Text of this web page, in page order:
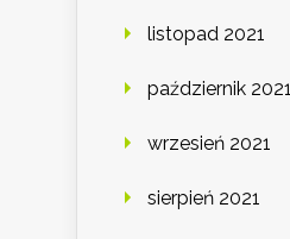
listopad 2021
październik 2021
wrzesień 2021
sierpień 2021